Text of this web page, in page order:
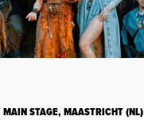
STAGE, MAASTRICHT (NL)